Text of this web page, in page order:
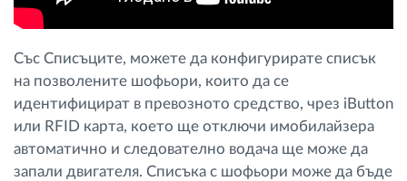
Калкулатор за спестявания
Със Списъците, можете да конфигурирате списък
на позволените шофьори, които да се
идентифицират в превозното средство, чрез iButton
или RFID карта, което ще отключи имобилайзера
автоматично и следователно водача ще може да
запали двигателя. Списъка с шофьори може да бъде